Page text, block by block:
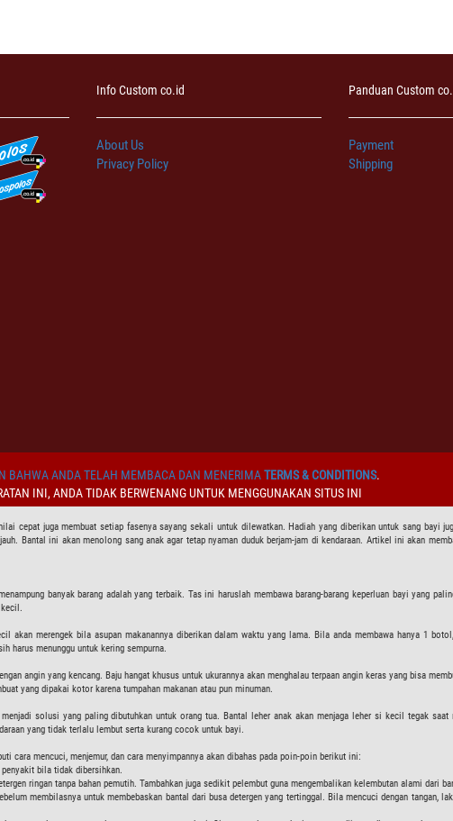
Info Custom co.id
About Us
Privacy Policy
Panduan Custom
Payment
Shipping
BAHWA ANDA TELAH MEMBACA DAN MENERIMATERMS & CONDITIONS.
INI, ANDA TIDAK BERWENANG UNTUK MENGGUNAKAN SITUS INI
cepat juga membuat setiap fasenya sayang sekali untuk dilewatkan. Hadiah yang diberikan untuk sang bayi
Bantal ini akan menolong sang anak agar tetap nyaman duduk berjam-jam di kendaraan. Artikel ini akan
banyak barang adalah yang terbaik. Tas ini haruslah membawa barang-barang keperluan bayi yang
kecil.
merengek bila asupan makanannya diberikan dalam waktu yang lama. Bila anda membawa hanya 1
harus menunggu untuk kering sempurna.
angin yang kencang. Baju hangat khusus untuk ukurannya akan menghalau terpaan angin keras yang bisa
yang dipakai kotor karena tumpahan makanan atau pun minuman.
solusi yang paling dibutuhkan untuk orang tua. Bantal leher anak akan menjaga leher si kecil tegak
yang tidak terlalu lembut serta kurang cocok untuk bayi.
cara mencuci, menjemur, dan cara menyimpannya akan dibahas pada poin-poin berikut ini:
penyakit bila tidak dibersihkan.
ringan tanpa bahan pemutih. Tambahkan juga sedikit pelembut guna mengembalikan kelembutan alami dari
membilasnya untuk membebaskan bantal dari busa detergen yang tertinggal. Bila mencuci dengan tangan,